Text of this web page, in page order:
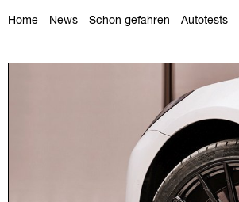
Home News Schon gefahren Autotests